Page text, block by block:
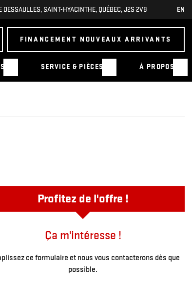
DESSAULLES, SAINT-HYACINTHE, QUÉBEC,J2S 2V8 EN
FINANCEMENT NOUVEAUX ARRIVANTS
SERVICE & PIÈCES À PROPOS
Profitez de l'offre !
Ça m'intéresse !
ce formulaire et nous vous contacterons dès que
possible.